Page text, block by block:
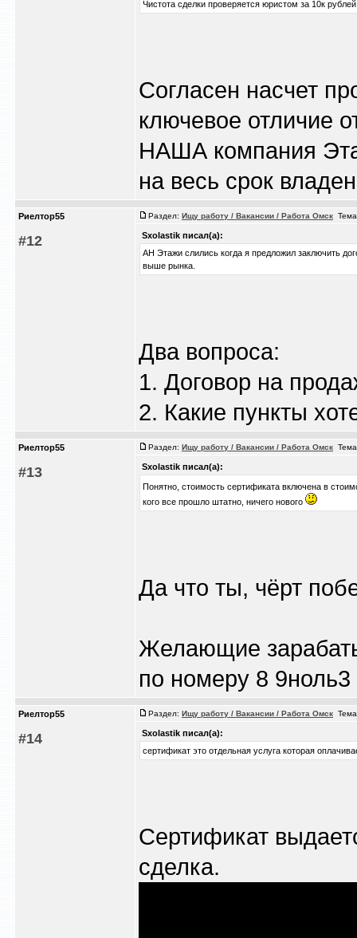
Чистота сделки проверяется юристом за 10к
Согласен насчет
ключевое отличие
НАША компания
на весь срок
Риелтор55
#12
Раздел: Ищу работу / Вакансии / Работа Омск
Sxolastik писал(а):
АН Этажи слились когда я предложил заключить
выше рынка.
Два вопроса:
1. Договор на
2. Какие пункты
Риелтор55
#13
Раздел: Ищу работу / Вакансии / Работа Омск
Sxolastik писал(а):
Понятно, стоимость сертификата включена в
кого все прошло штатно, ничего нового
Да что ты, чёрт
Желающие
по номеру 8
Риелтор55
#14
Раздел: Ищу работу / Вакансии / Работа Омск
Sxolastik писал(а):
сертификат это отдельная услуга которая
Сертификат
сделка.